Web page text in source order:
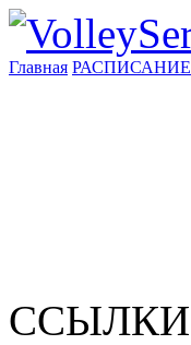
Главная РАСПИСАНИЕ
ССЫЛКИ